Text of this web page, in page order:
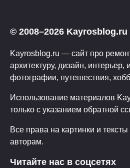
© 2008–2026 Kayrosblog.ru
Kayrosblog.ru — сайт про
архитектуру, дизайн, интерьер,
фотографии, путешествия,
Использование материалов
только с указанием обратной
Все права на картинки и
авторам.
Читайте нас в соцсетях